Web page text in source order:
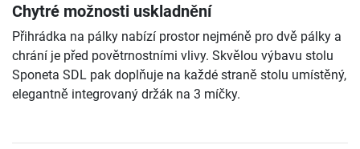
Chytré možnosti uskladnění
Přihrádka na pálky nabízí prostor nejméně pro dvě pálky a
chrání je před povětrnostními vlivy. Skvělou výbavu stolu
Sponeta SDL pak doplňuje na každé straně stolu umístěný,
elegantně integrovaný držák na 3 míčky.